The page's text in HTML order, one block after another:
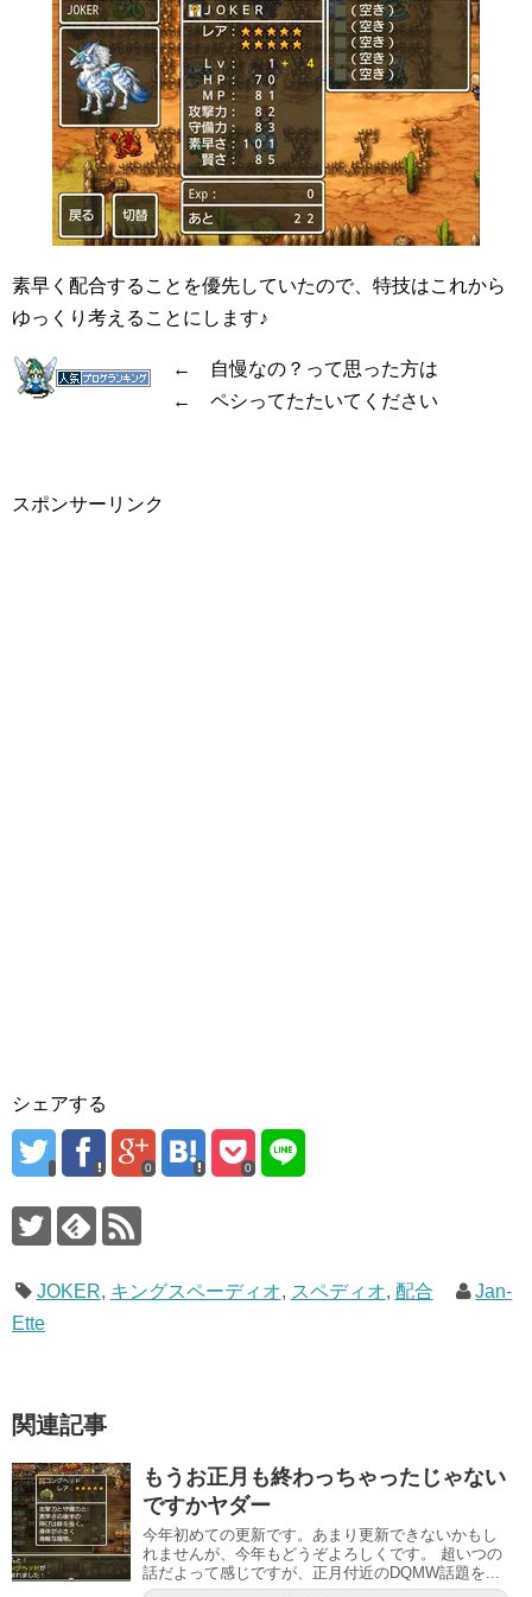
素早く配合することを優先していたので、特技はこれから
ゆっくり考えることにします♪
← 自慢なの？って思った方は
← ペシってたたいてください
スポンサーリンク
シェアする
0 0
JOKER, キングスペーディオ, スペディオ, 配合
Jan-
Ette
関連記事
もうお正月も終わっちゃったじゃない
ですかヤダー
今年初めての更新です。あまり更新できないかもし
れませんが、今年もどうぞよろしくです。 超いつの
話だよって感じですが、正月付近のDQMW話題を...